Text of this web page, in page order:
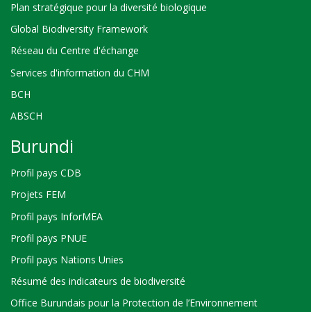
Plan stratégique pour la diversité biologique
Global Biodiversity Framework
Réseau du Centre d'échange
Services d'information du CHM
BCH
ABSCH
Burundi
Profil pays CDB
Projets FEM
Profil pays InforMEA
Profil pays PNUE
Profil pays Nations Unies
Résumé des indicateurs de biodiversité
Office Burundais pour la Protection de l’Environnement